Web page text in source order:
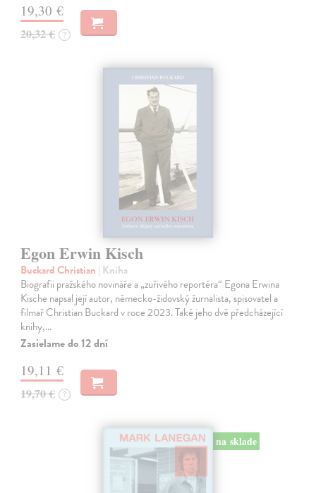
19,30 €
20,32 € ?
Egon Erwin Kisch
Buckard Christian | Kniha
Biografii pražského novináře a „zuřivého reportéra“ Egona Erwina
Kische napsal její autor, německo-židovský žurnalista, spisovatel a
filmař Christian Buckard v roce 2023. Také jeho dvě předcházející
knihy,…
Zasielame do 12 dní
19,11 €
19,70 € ?
na sklade